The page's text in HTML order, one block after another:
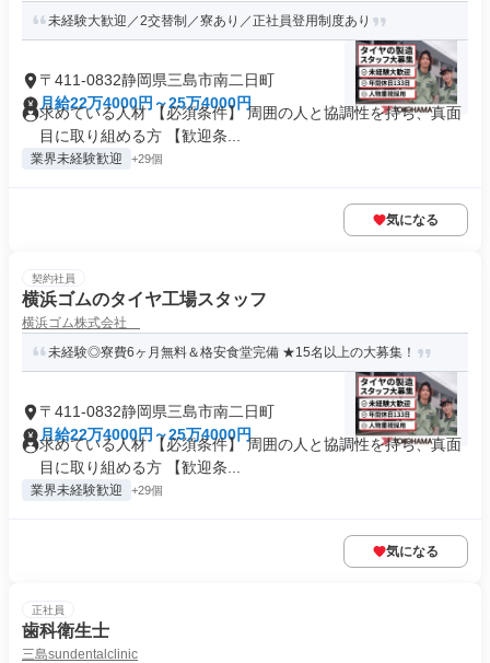
未経験大歓迎／2交替制／寮あり／正社員登用制度あり
〒411-0832静岡県三島市南二日町
月給22万4000円～25万4000円
求めている人材 【必須条件】 周囲の人と協調性を持ち、真面
目に取り組める方 【歓迎条...
業界未経験歓迎 +29個
気になる
契約社員
横浜ゴムのタイヤ工場スタッフ
横浜ゴム株式会社
未経験◎寮費6ヶ月無料＆格安食堂完備 ★15名以上の大募集！
〒411-0832静岡県三島市南二日町
月給22万4000円～25万4000円
求めている人材 【必須条件】 周囲の人と協調性を持ち、真面
目に取り組める方 【歓迎条...
業界未経験歓迎 +29個
気になる
正社員
歯科衛生士
三島sundentalclinic